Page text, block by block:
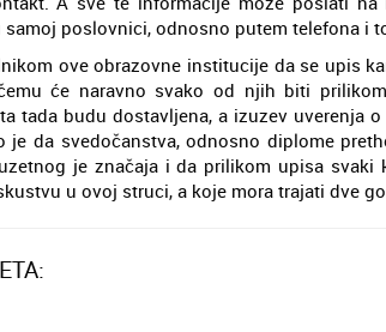
poslovnici, odnosno putem telefona i
ove obrazovne institucije da se upis
će naravno svako od njih biti
tada budu dostavljena, a izuzev uverenja
je da svedočanstva, odnosno diplome
je značaja i da prilikom upisa svaki
u ovoj struci, a koje mora trajati dve